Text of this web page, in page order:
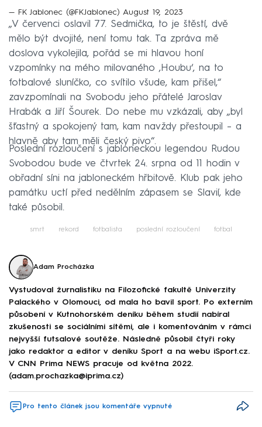
— FK Jablonec (@FKJablonec) August 19, 2023
„V červenci oslavil 77. Sedmička, to je štěstí, dvě
mělo být dvojité, není tomu tak. Ta zpráva mě
doslova vykolejila, pořád se mi hlavou honí
vzpomínky na mého milovaného ‚Houbu‘, na to
fotbalové sluníčko, co svítilo všude, kam přišel,“
zavzpomínali na Svobodu jeho přátelé Jaroslav
Hrabák a Jiří Šourek. Do nebe mu vzkázali, aby „byl
šťastný a spokojený tam, kam navždy přestoupil – a
hlavně aby tam měli český pivo“.
Poslední rozloučení s jabloneckou legendou Rudou
Svobodou bude ve čtvrtek 24. srpna od 11 hodin v
obřadní síni na jabloneckém hřbitově. Klub pak jeho
památku uctí před nedělním zápasem se Slavií, kde
také působil.
smrt rekord fotbalista poslední rozloučení fotbal
Adam Procházka
Vystudoval žurnalistiku na Filozofické fakultě Univerzity
Palackého v Olomouci, od mala ho bavil sport. Po externím
působení v Kutnohorském deníku během studií nabíral
zkušenosti se sociálními sítěmi, ale i komentováním v rámci
nejvyšší futsalové soutěže. Následně působil čtyři roky
jako redaktor a editor v deníku Sport a na webu iSport.cz.
V CNN Prima NEWS pracuje od května 2022.
(adam.prochazka@iprima.cz)
Pro tento článek jsou komentáře vypnuté